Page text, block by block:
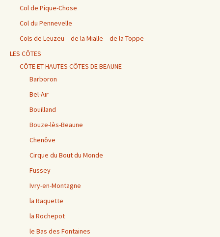
Col de Pique-Chose
Col du Pennevelle
Cols de Leuzeu – de la Mialle – de la Toppe
LES CÔTES
CÔTE ET HAUTES CÔTES DE BEAUNE
Barboron
Bel-Air
Bouilland
Bouze-lès-Beaune
Chenôve
Cirque du Bout du Monde
Fussey
Ivry-en-Montagne
la Raquette
la Rochepot
le Bas des Fontaines